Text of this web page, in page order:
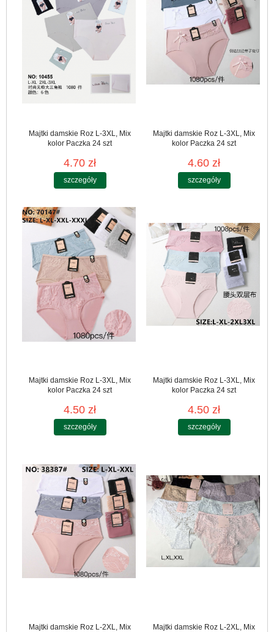
Majtki damskie Roz L-3XL, Mix
kolor Paczka 24 szt
4.70 zł
szczegóły
Majtki damskie Roz L-3XL, Mix
kolor Paczka 24 szt
4.60 zł
szczegóły
Majtki damskie Roz L-3XL, Mix
kolor Paczka 24 szt
4.50 zł
szczegóły
Majtki damskie Roz L-3XL, Mix
kolor Paczka 24 szt
4.50 zł
szczegóły
Majtki damskie Roz L-2XL, Mix
Majtki damskie Roz L-2XL, Mix